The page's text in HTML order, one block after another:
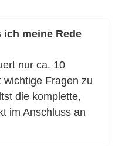
ich meine Rede
nur ca. 10
wichtige Fragen zu
die komplette,
im Anschluss an